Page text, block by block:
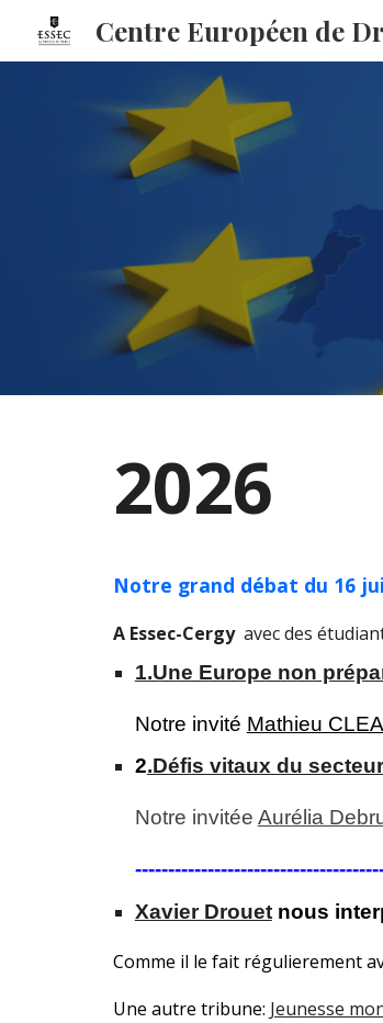
2026
Notre grand débat du 16
A Essec-Cergy avec des
1.Une Europe non
Notre invité Mathieu
2.Défis vitaux du
Notre invitée Aurélia
Xavier Drouetnous
Comme il le fait régulierement
Une autre tribune: Jeunesse